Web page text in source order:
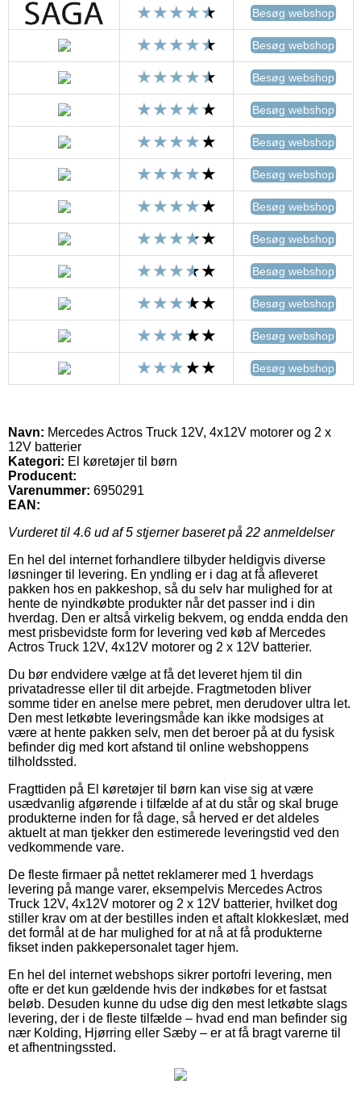
Besøg webshop
Besøg webshop
Besøg webshop
Besøg webshop
Besøg webshop
Besøg webshop
Besøg webshop
Besøg webshop
Besøg webshop
Besøg webshop
Besøg webshop
Besøg webshop
Navn: Mercedes Actros Truck 12V, 4x12V motorer og 2 x
12V batterier
Kategori: El køretøjer til børn
Producent:
Varenummer: 6950291
EAN:
Vurderet til 4.6 ud af 5 stjerner baseret på 22 anmeldelser
En hel del internet forhandlere tilbyder heldigvis diverse
løsninger til levering. En yndling er i dag at få afleveret
pakken hos en pakkeshop, så du selv har mulighed for at
hente de nyindkøbte produkter når det passer ind i din
hverdag. Den er altså virkelig bekvem, og endda endda den
mest prisbevidste form for levering ved køb af Mercedes
Actros Truck 12V, 4x12V motorer og 2 x 12V batterier.
Du bør endvidere vælge at få det leveret hjem til din
privatadresse eller til dit arbejde. Fragtmetoden bliver
somme tider en anelse mere pebret, men derudover ultra let.
Den mest letkøbte leveringsmåde kan ikke modsiges at
være at hente pakken selv, men det beroer på at du fysisk
befinder dig med kort afstand til online webshoppens
tilholdssted.
Fragttiden på El køretøjer til børn kan vise sig at være
usædvanlig afgørende i tilfælde af at du står og skal bruge
produkterne inden for få dage, så herved er det aldeles
aktuelt at man tjekker den estimerede leveringstid ved den
vedkommende vare.
De fleste firmaer på nettet reklamerer med 1 hverdags
levering på mange varer, eksempelvis Mercedes Actros
Truck 12V, 4x12V motorer og 2 x 12V batterier, hvilket dog
stiller krav om at der bestilles inden et aftalt klokkeslæt, med
det formål at de har mulighed for at nå at få produkterne
fikset inden pakkepersonalet tager hjem.
En hel del internet webshops sikrer portofri levering, men
ofte er det kun gældende hvis der indkøbes for et fastsat
beløb. Desuden kunne du udse dig den mest letkøbte slags
levering, der i de fleste tilfælde – hvad end man befinder sig
nær Kolding, Hjørring eller Sæby – er at få bragt varerne til
et afhentningssted.